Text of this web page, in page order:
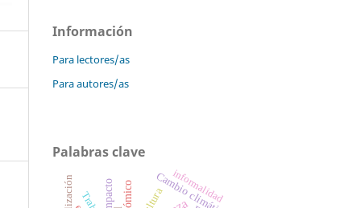
Información
Para lectores/as
Para autores/as
Palabras clave
Cambio climático
informalidad